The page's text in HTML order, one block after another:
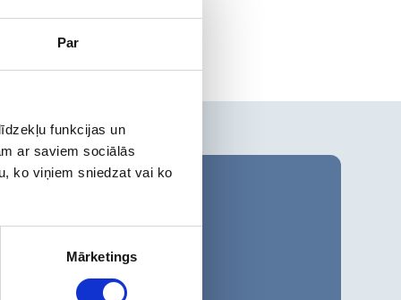
Par
funkcijas un
ar saviem sociālās
ko viņiem sniedzat vai ko
Mārketings
-
-
10:00-18:00